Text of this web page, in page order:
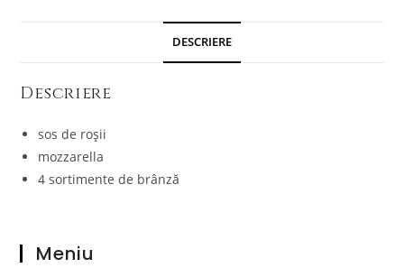
DESCRIERE
Descriere
sos de roșii
mozzarella
4 sortimente de brânză
Meniu